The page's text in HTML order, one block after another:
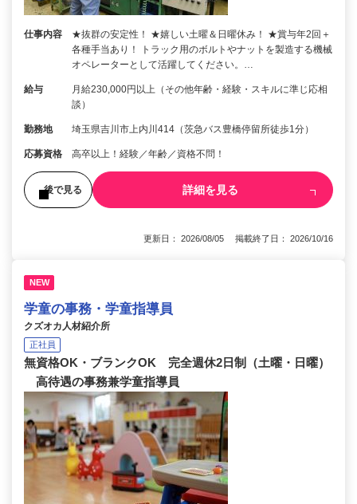
仕事内容
★抜群の安定性！ ★嬉しい土曜＆日曜休み！ ★賞与年2回＋
各種手当あり！ トラック用のボルトやナットを製造する機械
オペレーターとして活躍してください。…
給与
月給230,000円以上（その他年齢・経験・スキルに準じ応相
談）
勤務地 埼玉県吉川市上内川414（茨急バス豊橋停留所徒歩1分）
応募資格 高卒以上！経験／年齢／資格不問！
後で見る 詳細を見る
更新日： 2026/08/05 掲載終了日： 2026/10/16
NEW
学童の事務・学童指導員
クズオカ人材紹介所
正社員
無資格OK・ブランクOK 完全週休2日制（土曜・日曜）
高待遇の事務兼学童指導員